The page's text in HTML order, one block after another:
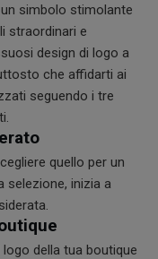
simbolo stimolante
straordinari e
design di logo a
che affidarti ai
seguendo i tre
quello per un
selezione, inizia a
della tua boutique